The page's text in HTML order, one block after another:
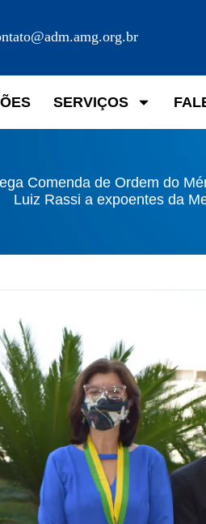
SERVIÇOS
Comenda de Ordem do
Luiz Rassi a expoentes da